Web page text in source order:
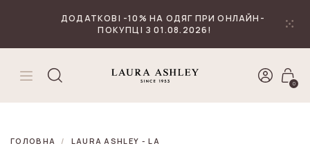
ДОДАТКОВІ -10% НА ОДЯГ ПРИ ОНЛАЙН-
ПОКУПЦІ З 01.08.2026!
0
ГОЛОВНА LAURA ASHLEY - LA